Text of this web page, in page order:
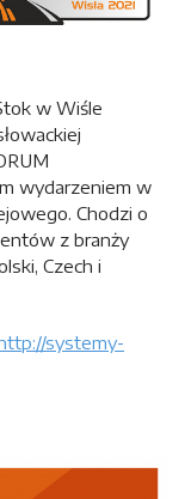
w Wiśle
wydarzeniem w
Chodzi o
z branży
Czech i
systemy-